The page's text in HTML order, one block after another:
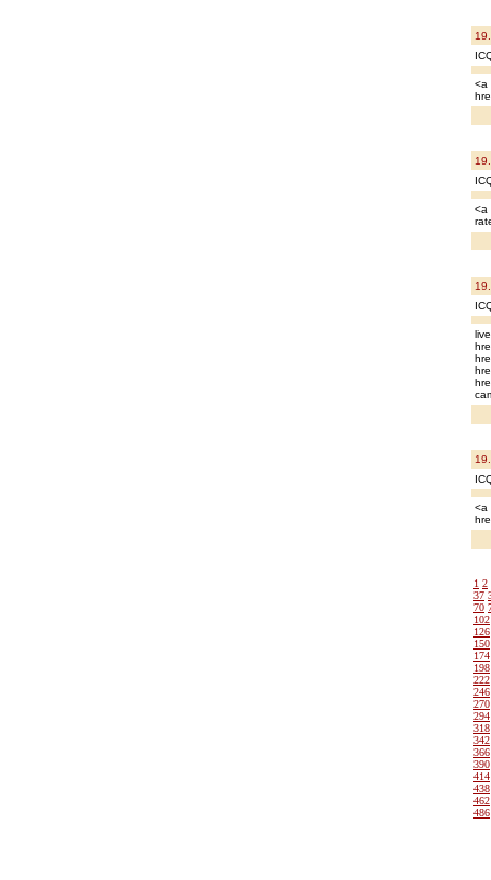
<a
<a
<a
1 2
37
70
102
126
150
174
198
222
246
270
294
318
342
366
390
414
438
462
486